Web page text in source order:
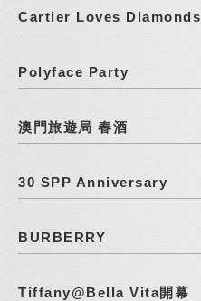
Cartier Loves Diamonds
Polyface Party
澳門旅遊局 春酒
30 SPP Anniversary
BURBERRY
Tiffany@Bella Vita開幕